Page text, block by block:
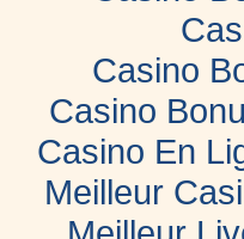
Casino
Casino
Casino En
Meilleur